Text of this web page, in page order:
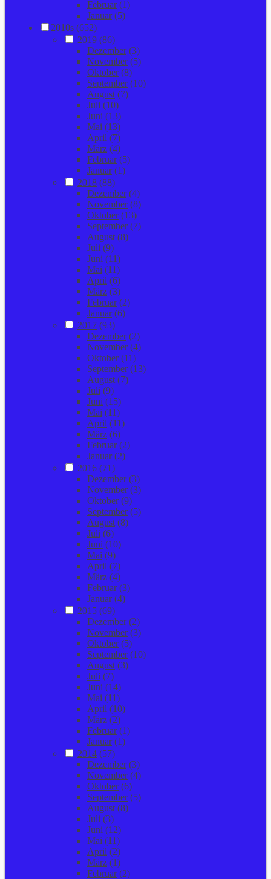
Februar(1)
Januar(5)
2010s (652)
2019 (86)
Dezember(3)
November(5)
Oktober(8)
September(10)
August (7)
Juli (10)
Juni (13)
Mai (13)
April (7)
März (4)
Februar(5)
Januar(1)
2018 (88)
Dezember(4)
November(8)
Oktober(13)
September(7)
August (8)
Juli (9)
Juni (11)
Mai (11)
April (6)
März (3)
Februar(2)
Januar(6)
2017 (93)
Dezember(2)
November(4)
Oktober(11)
September(13)
August (7)
Juli (9)
Juni (15)
Mai (11)
April (11)
März (6)
Februar(2)
Januar(2)
2016 (71)
Dezember(3)
November(3)
Oktober(9)
September(5)
August (8)
Juli (6)
Juni (10)
Mai (9)
April (7)
März (4)
Februar(3)
Januar(4)
2015 (69)
Dezember(2)
November(3)
Oktober(5)
September(10)
August (3)
Juli (7)
Juni (14)
Mai (11)
April (10)
März (2)
Februar(1)
Januar(1)
2014 (57)
Dezember(3)
November(4)
Oktober(6)
September(5)
August (8)
Juli (3)
Juni (12)
Mai (11)
April (2)
März (1)
Februar(2)